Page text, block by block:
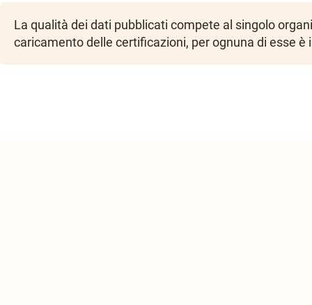
La qualità dei dati pubblicati compete al singolo
caricamento delle certificazioni, per ognuna di esse